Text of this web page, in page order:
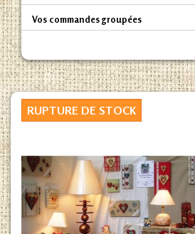
Vos commandes groupées
RUPTURE DE STOCK